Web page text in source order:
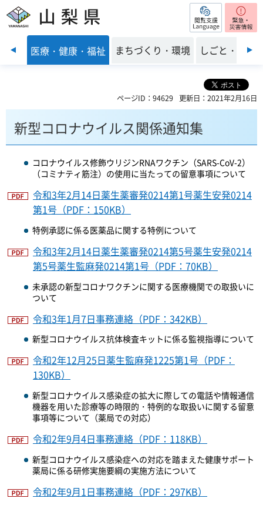
山梨県 閲覧支援
て 医療・健康・福祉 まちづくり・環境 しごと・産業
ページID：94629 更新日：2021年2月16日
新型コロナウイルス関係通知集
コロナウイルス修飾ウリジンRNAワクチン（SARS-CoV-2）
（コミナティ筋注）の使用に当たっての留意事項について
令和3年2月14日薬生薬審発0214第1号薬生安発0214
第1号（PDF：150KB）
特例承認に係る医薬品に関する特例について
令和3年2月14日薬生薬審発0214第5号薬生安発0214
第5号薬生監麻発0214第1号（PDF：70KB）
未承認の新型コロナワクチンに関する医療機関での取扱いに
ついて
令和3年1月7日事務連絡（PDF：342KB）
新型コロナウイルス抗体検査キットに係る監視指導について
令和2年12月25日薬生監麻発1225第1号（PDF：
130KB）
新型コロナウイルス感染症の拡大に際しての電話や情報通信
機器を用いた診療等の時限的・特例的な取扱いに関する留意
事項等について（薬局での対応）
令和2年9月4日事務連絡（PDF：118KB）
新型コロナウイルス感染症への対応を踏まえた健康サポート
薬局に係る研修実施要綱の実施方法について
令和2年9月1日事務連絡（PDF：297KB）